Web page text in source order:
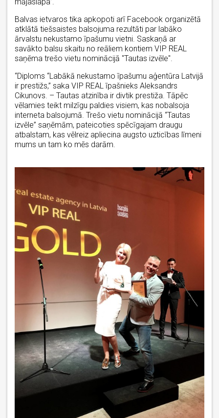
Balvas ietvaros tika apkopoti arī Facebook organizētā
atklātā tiešsaistes balsojuma rezultāti par labāko
ārvalstu nekustamo īpašumu vietni. Saskaņā ar
savākto balsu skaitu no reāliem kontiem VIP REAL
saņēma trešo vietu nominācijā "Tautas izvēle".
“Diploms “Labākā nekustamo īpašumu aģentūra Latvijā
ir prestižs,” saka VIP REAL īpašnieks Aleksandrs
Cikunovs. – Tautas atzinība ir divtik prestiža. Tāpēc
vēlamies teikt milzīgu paldies visiem, kas nobalsoja
interneta balsojumā. Trešo vietu nominācijā “Tautas
izvēle” saņēmām, pateicoties spēcīgajam draugu
atbalstam, kas vēlreiz apliecina augsto uzticības līmeni
mums un tam ko mēs darām.